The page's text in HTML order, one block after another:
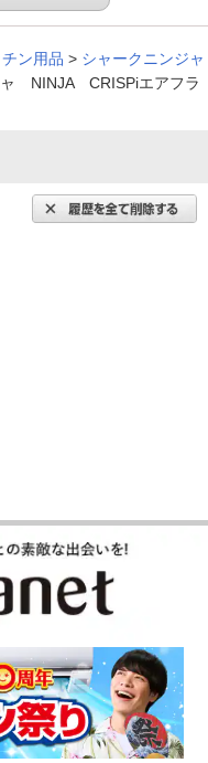
ン用品 > シャークニンジャ
ャ NINJA CRISPiエアフラ